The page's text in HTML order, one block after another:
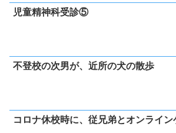
児童精神科受診⑤
不登校の次男が、近所の犬の散歩
コロナ休校時に、従兄弟とオンライン